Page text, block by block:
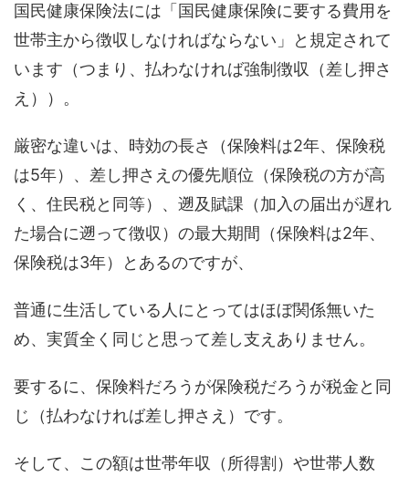
国民健康保険法には「国民健康保険に要する費用を
世帯主から徴収しなければならない」と規定されて
います（つまり、払わなければ強制徴収（差し押さ
え））。
厳密な違いは、時効の長さ（保険料は2年、保険税
は5年）、差し押さえの優先順位（保険税の方が高
く、住民税と同等）、遡及賦課（加入の届出が遅れ
た場合に遡って徴収）の最大期間（保険料は2年、
保険税は3年）とあるのですが、
普通に生活している人にとってはほぼ関係無いた
め、実質全く同じと思って差し支えありません。
要するに、保険料だろうが保険税だろうが税金と同
じ（払わなければ差し押さえ）です。
そして、この額は世帯年収（所得割）や世帯人数